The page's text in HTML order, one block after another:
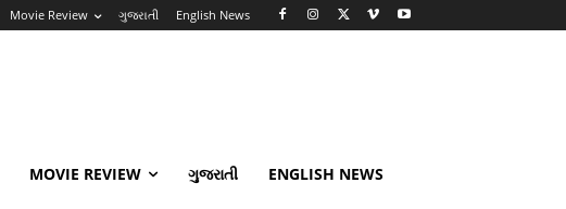
Movie Review ગુજરાતી English News
MOVIE REVIEW ગુજરાતી ENGLISH NEWS